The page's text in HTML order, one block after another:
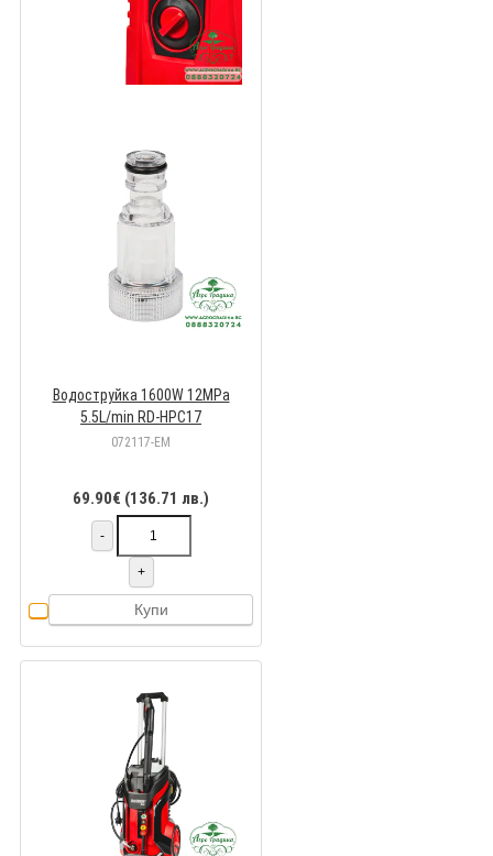
Водоструйка 1600W 12MPa
5.5L/min RD-HPC17
072117-EM
69.90€ (136.71 лв.)
-
+
Купи